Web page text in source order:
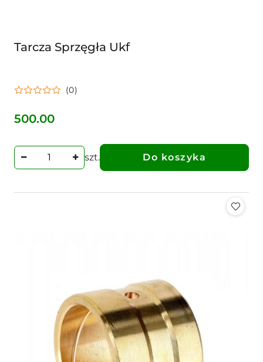
Tarcza Sprzęgła Ukf
(0)
Cena:
500.00
szt. Do koszyka